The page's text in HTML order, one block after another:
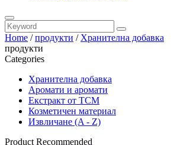
Home /продукти / Хранителна добавка
продукти
Categories
Хранителна добавка
Аромати и аромати
Екстракт от TCM
Козметичен материал
Извличане (A - Z)
Product Recommended